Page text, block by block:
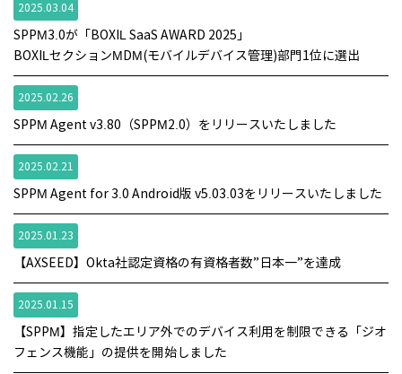
2025.03.04
SPPM3.0が「BOXIL SaaS AWARD 2025」
BOXILセクションMDM(モバイルデバイス管理)部門1位に選出
2025.02.26
SPPM Agent v3.80（SPPM2.0）をリリースいたしました
2025.02.21
SPPM Agent for 3.0 Android版 v5.03.03をリリースいたしました
2025.01.23
【AXSEED】Okta社認定資格の有資格者数”日本一”を達成
2025.01.15
【SPPM】指定したエリア外でのデバイス利用を制限できる「ジオ
フェンス機能」の提供を開始しました